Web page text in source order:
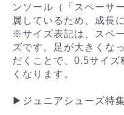
ンソール（「スペーサ
属しているため、成長
※サイズ表記は、スペ
ズです。足が大きくな
だくことで、0.5サイズ
くなります。
▶ジュニアシューズ特